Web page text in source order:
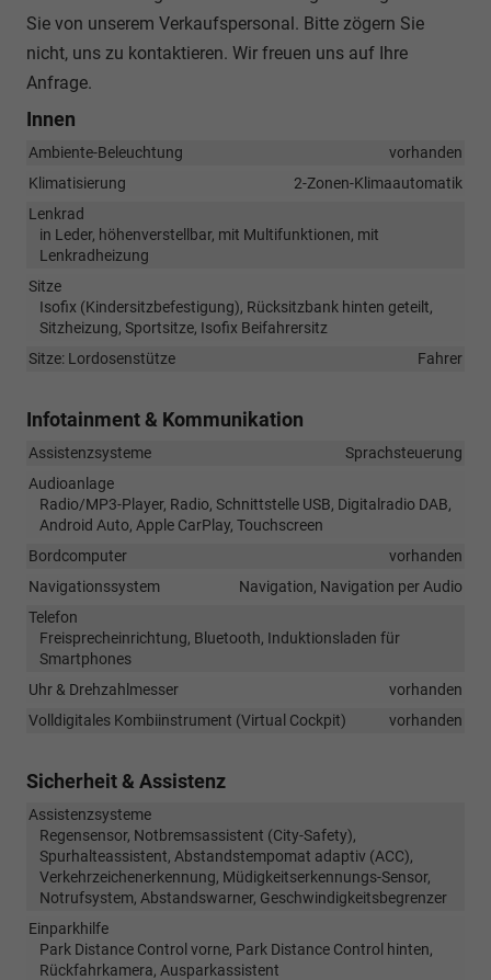
Sie von unserem Verkaufspersonal. Bitte zögern Sie
nicht, uns zu kontaktieren. Wir freuen uns auf Ihre
Anfrage.
Innen
Ambiente-Beleuchtung
vorhanden
Klimatisierung
2-Zonen-Klimaautomatik
Lenkrad
in Leder, höhenverstellbar, mit Multifunktionen, mit
Lenkradheizung
Sitze
Isofix (Kindersitzbefestigung), Rücksitzbank hinten geteilt,
Sitzheizung, Sportsitze, Isofix Beifahrersitz
Sitze: Lordosenstütze
Fahrer
Infotainment & Kommunikation
Assistenzsysteme
Sprachsteuerung
Audioanlage
Radio/MP3-Player, Radio, Schnittstelle USB, Digitalradio DAB,
Android Auto, Apple CarPlay, Touchscreen
Bordcomputer
vorhanden
Navigationssystem
Navigation, Navigation per Audio
Telefon
Freisprecheinrichtung, Bluetooth, Induktionsladen für
Smartphones
Uhr & Drehzahlmesser
vorhanden
Volldigitales Kombiinstrument (Virtual Cockpit)
vorhanden
Sicherheit & Assistenz
Assistenzsysteme
Regensensor, Notbremsassistent (City-Safety),
Spurhalteassistent, Abstandstempomat adaptiv (ACC),
Verkehrzeichenerkennung, Müdigkeitserkennungs-Sensor,
Notrufsystem, Abstandswarner, Geschwindigkeitsbegrenzer
Einparkhilfe
Park Distance Control vorne, Park Distance Control hinten,
Rückfahrkamera, Ausparkassistent